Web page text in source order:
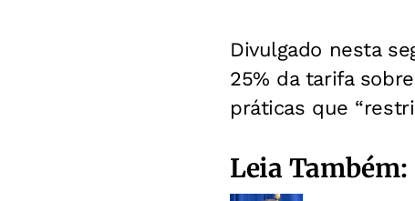
Divulgado nesta
25% da tarifa
práticas que
Leia Também: